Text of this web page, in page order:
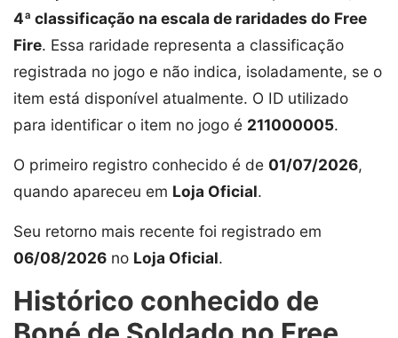
4ª classificação na escala de raridades do Free
Fire. Essa raridade representa a classificação
registrada no jogo e não indica, isoladamente, se o
item está disponível atualmente. O ID utilizado
para identificar o item no jogo é 211000005.
O primeiro registro conhecido é de 01/07/2026,
quando apareceu em Loja Oficial.
Seu retorno mais recente foi registrado em
06/08/2026 no Loja Oficial.
Histórico conhecido de